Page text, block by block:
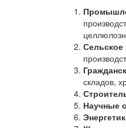
Сельское
складов,
Научные